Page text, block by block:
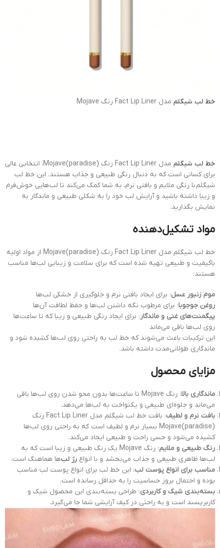
خط لب شیگلم مدل Fact Lip Liner رنگ Mojave
خط لب شیگلم
مدل Fact Lip Liner رنگ Mojave(paradise)، انتخابی عالی
برای کسانی است که به دنبال رنگی طبیعی و جذاب هستند. این خط لب
شیگلم با رنگی ملایم و بافتی نرم، به شما کمک می‌کند تا لب‌هایی خوش‌فرم
و زیبا داشته باشید و آرایش لب خود را به شکلی طبیعی و ماندگار به
نمایش بگذارید.
مواد تشکیل‌دهنده
خط لب شیگلم مدل Fact Lip Liner رنگ Mojave(paradise) از مواد اولیه
باکیفیت و طبیعی تهیه شده است که برای سلامت و زیبایی لب‌ها مناسب
هستند:
موم زنبور عسل: برای ایجاد بافتی نرم و جلوگیری از خشکی لب‌ها
روغن جوجوبا: برای مرطوب نگه داشتن لب‌ها و حفظ لطافت آن‌ها
پیگمنت‌های غنی و ماندگار : برای ایجاد رنگی طبیعی و زیبا که تا ساعت‌ها
روی لب‌ها باقی می‌ماند
این ترکیبات باعث می‌شوند که خط لب به راحتی روی لب‌ها کشیده شود و
ماندگاری طولانی‌مدت داشته باشد.
مزایای محصول
ماندگاری بالا
: رنگ Mojave تا ساعت‌ها بدون محو شدن روی لب‌ها باقی
می‌ماند و جلوه‌ای طبیعی و یکنواخت به لب‌ها می‌دهد.
بافت نرم و لطیف
: بافت خط لب شیگلم مدل Fact Lip Liner رنگ
Mojave(paradise) بسیار نرم و لطیف است که به راحتی روی لب‌ها
کشیده می‌شود و حسی راحت و طبیعی ایجاد می‌کند.
رنگ طبیعی و ملایم
: رنگ Mojave یک رنگ طبیعی و زیبا است که به
لب‌ها ظاهری طبیعی و جذاب می‌بخشد و با انواع رژ لب‌ها هماهنگ است.
مناسب برای انواع پوست لب: این خط لب برای انواع پوست لب مناسب
بوده و احتمال بروز حساسیت را به حداقل رسانده است.
بسته‌بندی شیک و کاربردی: طراحی بسته‌بندی این محصول شیک و
کاربرپسند است و به راحتی در کیف آرایشی شما جا می‌گیرد.